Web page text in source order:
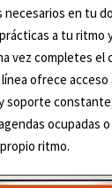
en tu
a tu ritmo
vez completes el
ofrece acceso
soporte
ocupadas
ritmo.